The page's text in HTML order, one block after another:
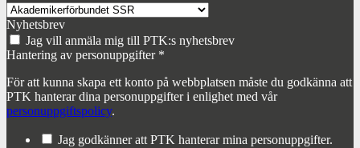
Nyhetsbrev
Jag vill anmäla mig till PTK:s nyhetsbrev
Hantering av personuppgifter *
För att kunna skapa ett konto på webbplatsen måste du godkänna att
PTK hanterar dina personuppgifter i enlighet med vår
personuppgiftspolicy.
Jag godkänner att PTK hanterar mina personuppgifter.